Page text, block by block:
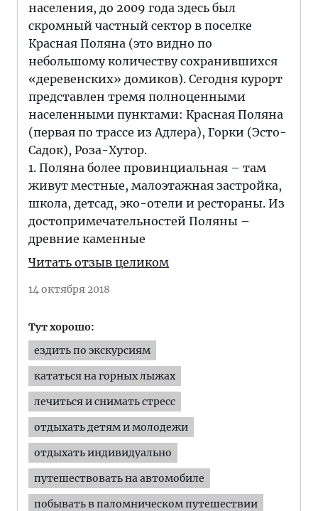
населения, до 2009 года здесь был
скромный частный сектор в поселке
Красная Поляна (это видно по
небольшому количеству сохранившихся
«деревенских» домиков). Сегодня курорт
представлен тремя полноценными
населенными пунктами: Красная Поляна
(первая по трассе из Адлера), Горки (Эсто-
Садок), Роза-Хутор.
1. Поляна более провинциальная – там
живут местные, малоэтажная застройка,
школа, детсад, эко-отели и рестораны. Из
достопримечательностей Поляны –
древние каменные
Читать отзыв целиком
14 октября 2018
Тут хорошо:
ездить по экскурсиям
кататься на горных лыжах
лечиться и снимать стресс
отдыхать детям и молодежи
отдыхать индивидуально
путешествовать на автомобиле
побывать в паломническом путешествии